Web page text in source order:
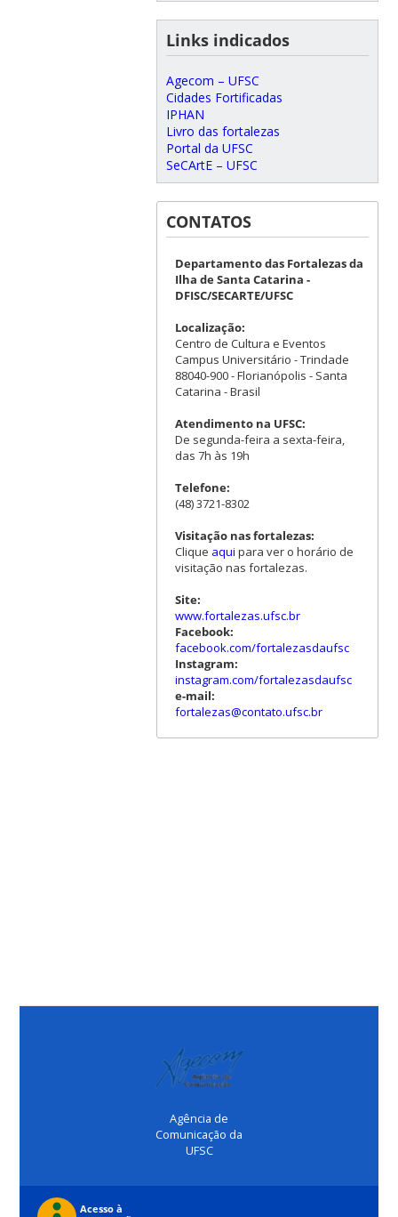
Links indicados
Agecom – UFSC
Cidades Fortificadas
IPHAN
Livro das fortalezas
Portal da UFSC
SeCArtE – UFSC
CONTATOS
Departamento das Fortalezas da
Ilha de Santa Catarina -
DFISC/SECARTE/UFSC
Localização:
Centro de Cultura e Eventos
Campus Universitário - Trindade
88040-900 - Florianópolis - Santa
Catarina - Brasil
Atendimento na UFSC:
De segunda-feira a sexta-feira,
das 7h às 19h
Telefone:
(48) 3721-8302
Visitação nas fortalezas:
Clique aqui para ver o horário de
visitação nas fortalezas.
Site:
www.fortalezas.ufsc.br
Facebook:
facebook.com/fortalezasdaufsc
Instagram:
instagram.com/fortalezasdaufsc
e-mail:
fortalezas@contato.ufsc.br
Agência de
Comunicação da
UFSC